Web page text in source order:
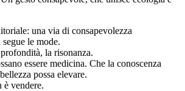
una via di consapevolezza
le mode.
la risonanza.
essere medicina. Che la conoscenza
possa elevare.
vendere.